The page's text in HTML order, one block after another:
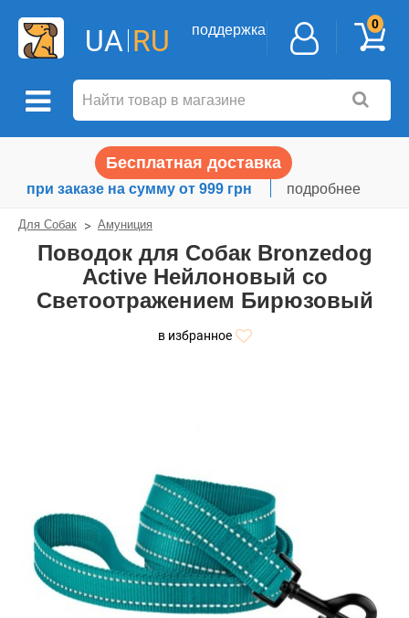
UA RU поддержка 0
Бесплатная доставка
при заказе на сумму от 999 грн подробнее
Для Собак Амуниция
Поводок для Собак Bronzedog
Active Нейлоновый со
Светоотражением Бирюзовый
в избранное